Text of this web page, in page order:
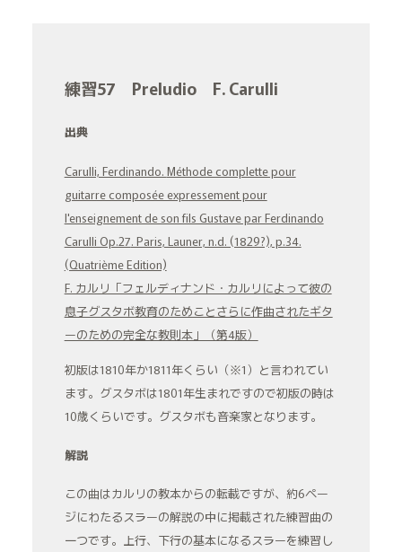
練習57 Preludio F. Carulli
出典
Carulli, Ferdinando. Méthode complette pour
guitarre composée expressement pour
l'enseignement de son fils Gustave par Ferdinando
Carulli Op.27. Paris, Launer, n.d. (1829?), p.34.
(Quatrième Edition)
F. カルリ「フェルディナンド・カルリによって彼の
息子グスタボ教育のためことさらに作曲されたギタ
ーのための完全な教則本」（第4版）
初版は1810年か1811年くらい（※1）と言われてい
ます。グスタボは1801年生まれですので初版の時は
10歳くらいです。グスタボも音楽家となります。
解説
この曲はカルリの教本からの転載ですが、約6ペー
ジにわたるスラーの解説の中に掲載された練習曲の
一つです。上行、下行の基本になるスラーを練習し